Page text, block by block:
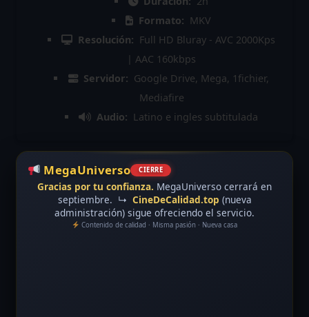
Formato: MKV
Resolución: Full HD Bluray - AVC 2000Kps
| AAC 160kbps
Servidor: Google Drive, Mega, 1fichier,
Mediafire
Audio: Latino e ingles subtitulada
MegaUniverso CIERRE
Gracias por tu confianza. MegaUniverso cerrará en
septiembre. ↳ CineDeCalidad.top (nueva
administración) sigue ofreciendo el servicio.
Contenido de calidad · Misma pasión · Nueva casa